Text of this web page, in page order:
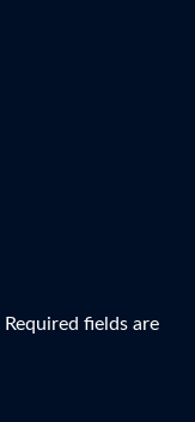
Required fields are